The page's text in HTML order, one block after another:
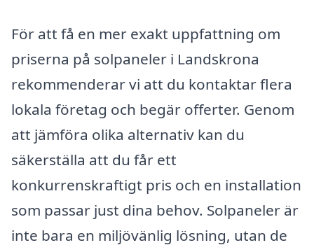
För att få en mer exakt uppfattning om
priserna på solpaneler i Landskrona
rekommenderar vi att du kontaktar flera
lokala företag och begär offerter. Genom
att jämföra olika alternativ kan du
säkerställa att du får ett
konkurrenskraftigt pris och en installation
som passar just dina behov. Solpaneler är
inte bara en miljövänlig lösning, utan de